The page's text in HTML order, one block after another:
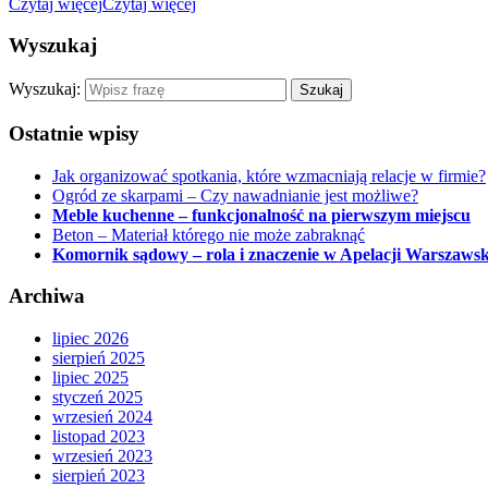
Wyszukaj
Wyszukaj:
Ostatnie wpisy
Jak organizować spotkania, które wzmacniają relacje w firmie?
Ogród ze skarpami – Czy nawadnianie jest możliwe?
Meble kuchenne – funkcjonalność na pierwszym miejscu
Beton – Materiał którego nie może zabraknąć
Komornik sądowy – rola i znaczenie w Apelacji
Archiwa
lipiec 2026
sierpień 2025
lipiec 2025
styczeń 2025
wrzesień 2024
listopad 2023
wrzesień 2023
sierpień 2023